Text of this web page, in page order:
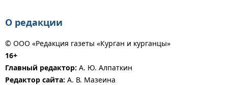
О редакции
© ООО «Редакция газеты «Курган и курганцы»
16+
Главный редактор: А. Ю. Алпаткин
Редактор сайта: А. В. Мазеина